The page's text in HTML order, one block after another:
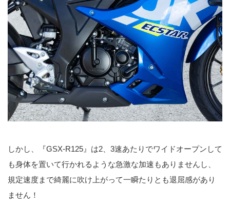
しかし、『GSX-R125』は2、3速あたりでワイドオープンして
も身体を置いて行かれるような急激な加速もありませんし、
規定速度まで綺麗に吹け上がって一瞬たりとも退屈感があり
ません！